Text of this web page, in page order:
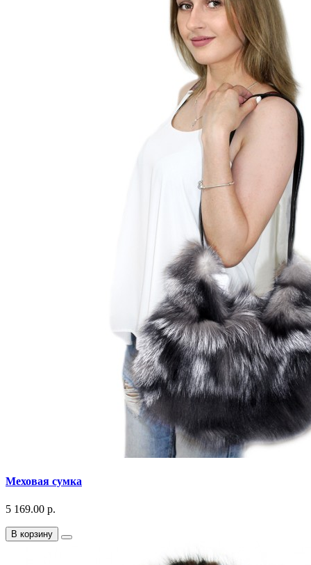
Меховая сумка
5 169.00 р.
В корзину